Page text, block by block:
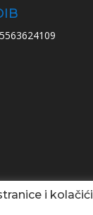
i kolačići